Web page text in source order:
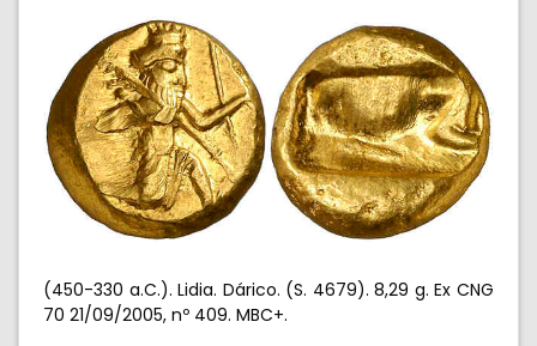
(450-330 a.C.). Lidia. Dárico. (S. 4679). 8,29 g. Ex CNG
70 21/09/2005, nº 409. MBC+.